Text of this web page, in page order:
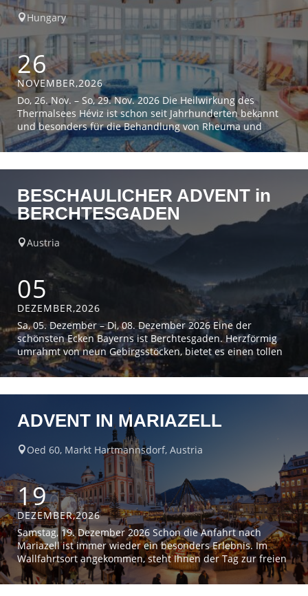
 Hungary
26
NOVEMBER,2026
Do, 26. Nov. – So, 29. Nov. 2026 Die Heilwirkung des
Thermalsees Héviz ist schon seit Jahrhunderten bekannt
und besonders für die Behandlung von Rheuma und
Gelenkserkrankungen geeignet. Weiters ermöglicht das
Hotel mit seinem Komfort und umfangreichen
nach Héviz in Ungarn. […]
BESCHAULICHER ADVENT in
BERCHTESGADEN
Austria
05
DEZEMBER,2026
Sa, 05. Dezember – Di, 08. Dezember 2026 Eine der
schönsten Ecken Bayerns ist Berchtesgaden. Herzförmig
umrahmt von neun Gebirgsstöcken, bietet es einen tollen
Mix aus Bergpanorama und Altstadtflair. Besonders im
Winter, mit den schneebedeckten Gipfeln, ein Ausflug, den
Einzelzimmerzuschlag: […]
ADVENT IN MARIAZELL
 Oed 60, Markt Hartmannsdorf, Austria
19
DEZEMBER,2026
Samstag, 19. Dezember 2026 Schon die Anfahrt nach
Mariazell ist immer wieder ein besonders Erlebnis. Im
Wallfahrtsort angekommen, steht Ihnen der Tag zur freien
Verfügung um durch den wunderschönen Adventmarkt zu
flanieren.Hier werden Kindheitserinnerungen an die